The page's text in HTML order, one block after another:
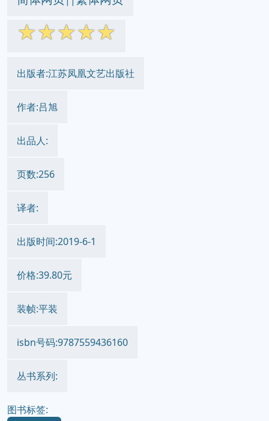
☆☆☆☆☆
出版者:江苏凤凰文艺出版社
作者:吕旭
出品人:
页数:256
译者:
出版时间:2019-6-1
价格:39.80元
装帧:平装
isbn号码:9787559436160
丛书系列:
图书标签: